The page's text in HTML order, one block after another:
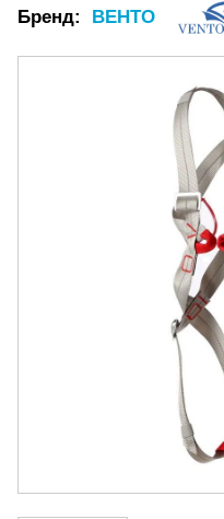
Бренд: ВЕНТО